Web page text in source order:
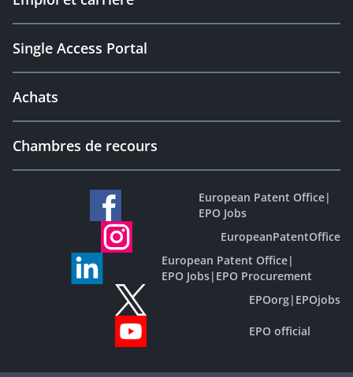
Single Access Portal
Achats
Chambres de recours
European Patent Office|
EPO Jobs
EuropeanPatentOffice
European Patent Office|
EPO Jobs| EPO Procurement
EPOorg| EPOjobs
EPO official